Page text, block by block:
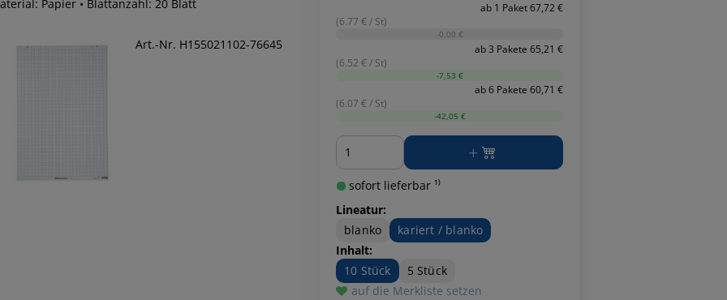
Papier • Blattanzahl: 20 Blatt
Art.-Nr. H155021102-76645
ab 1 Paket 67,72 €
(6.77 € / St)
-0,00 €
ab 3 Pakete 65,21 €
(6.52 € / St)
-7,53 €
ab 6 Pakete 60,71 €
(6.07 € / St)
-42,05 €
Menge
sofort lieferbar ¹⁾
Lineatur:
blanko
kariert / blanko
Inhalt:
10 Stück
5 Stück
auf die Merkliste setzen